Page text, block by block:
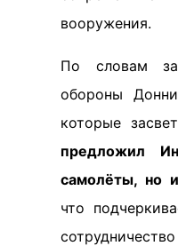
вооружения.
По словам
обороны
которые
предложил
самолёты, но
что